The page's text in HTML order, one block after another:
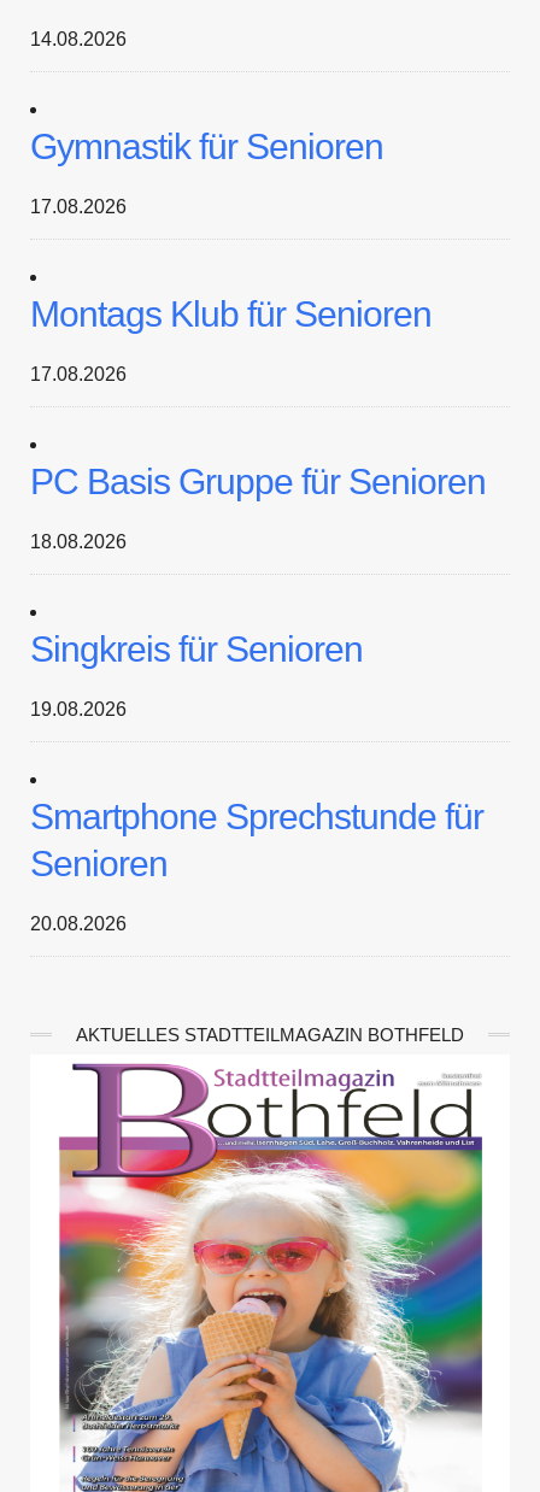
14.08.2026
Gymnastik für Senioren
17.08.2026
Montags Klub für Senioren
17.08.2026
PC Basis Gruppe für Senioren
18.08.2026
Singkreis für Senioren
19.08.2026
Smartphone Sprechstunde für
Senioren
20.08.2026
AKTUELLES STADTTEILMAGAZIN BOTHFELD